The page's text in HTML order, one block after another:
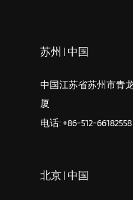
苏州 | 中国
中国江苏省苏州市青
厦
电话: +86-512-66182558
北京 | 中国